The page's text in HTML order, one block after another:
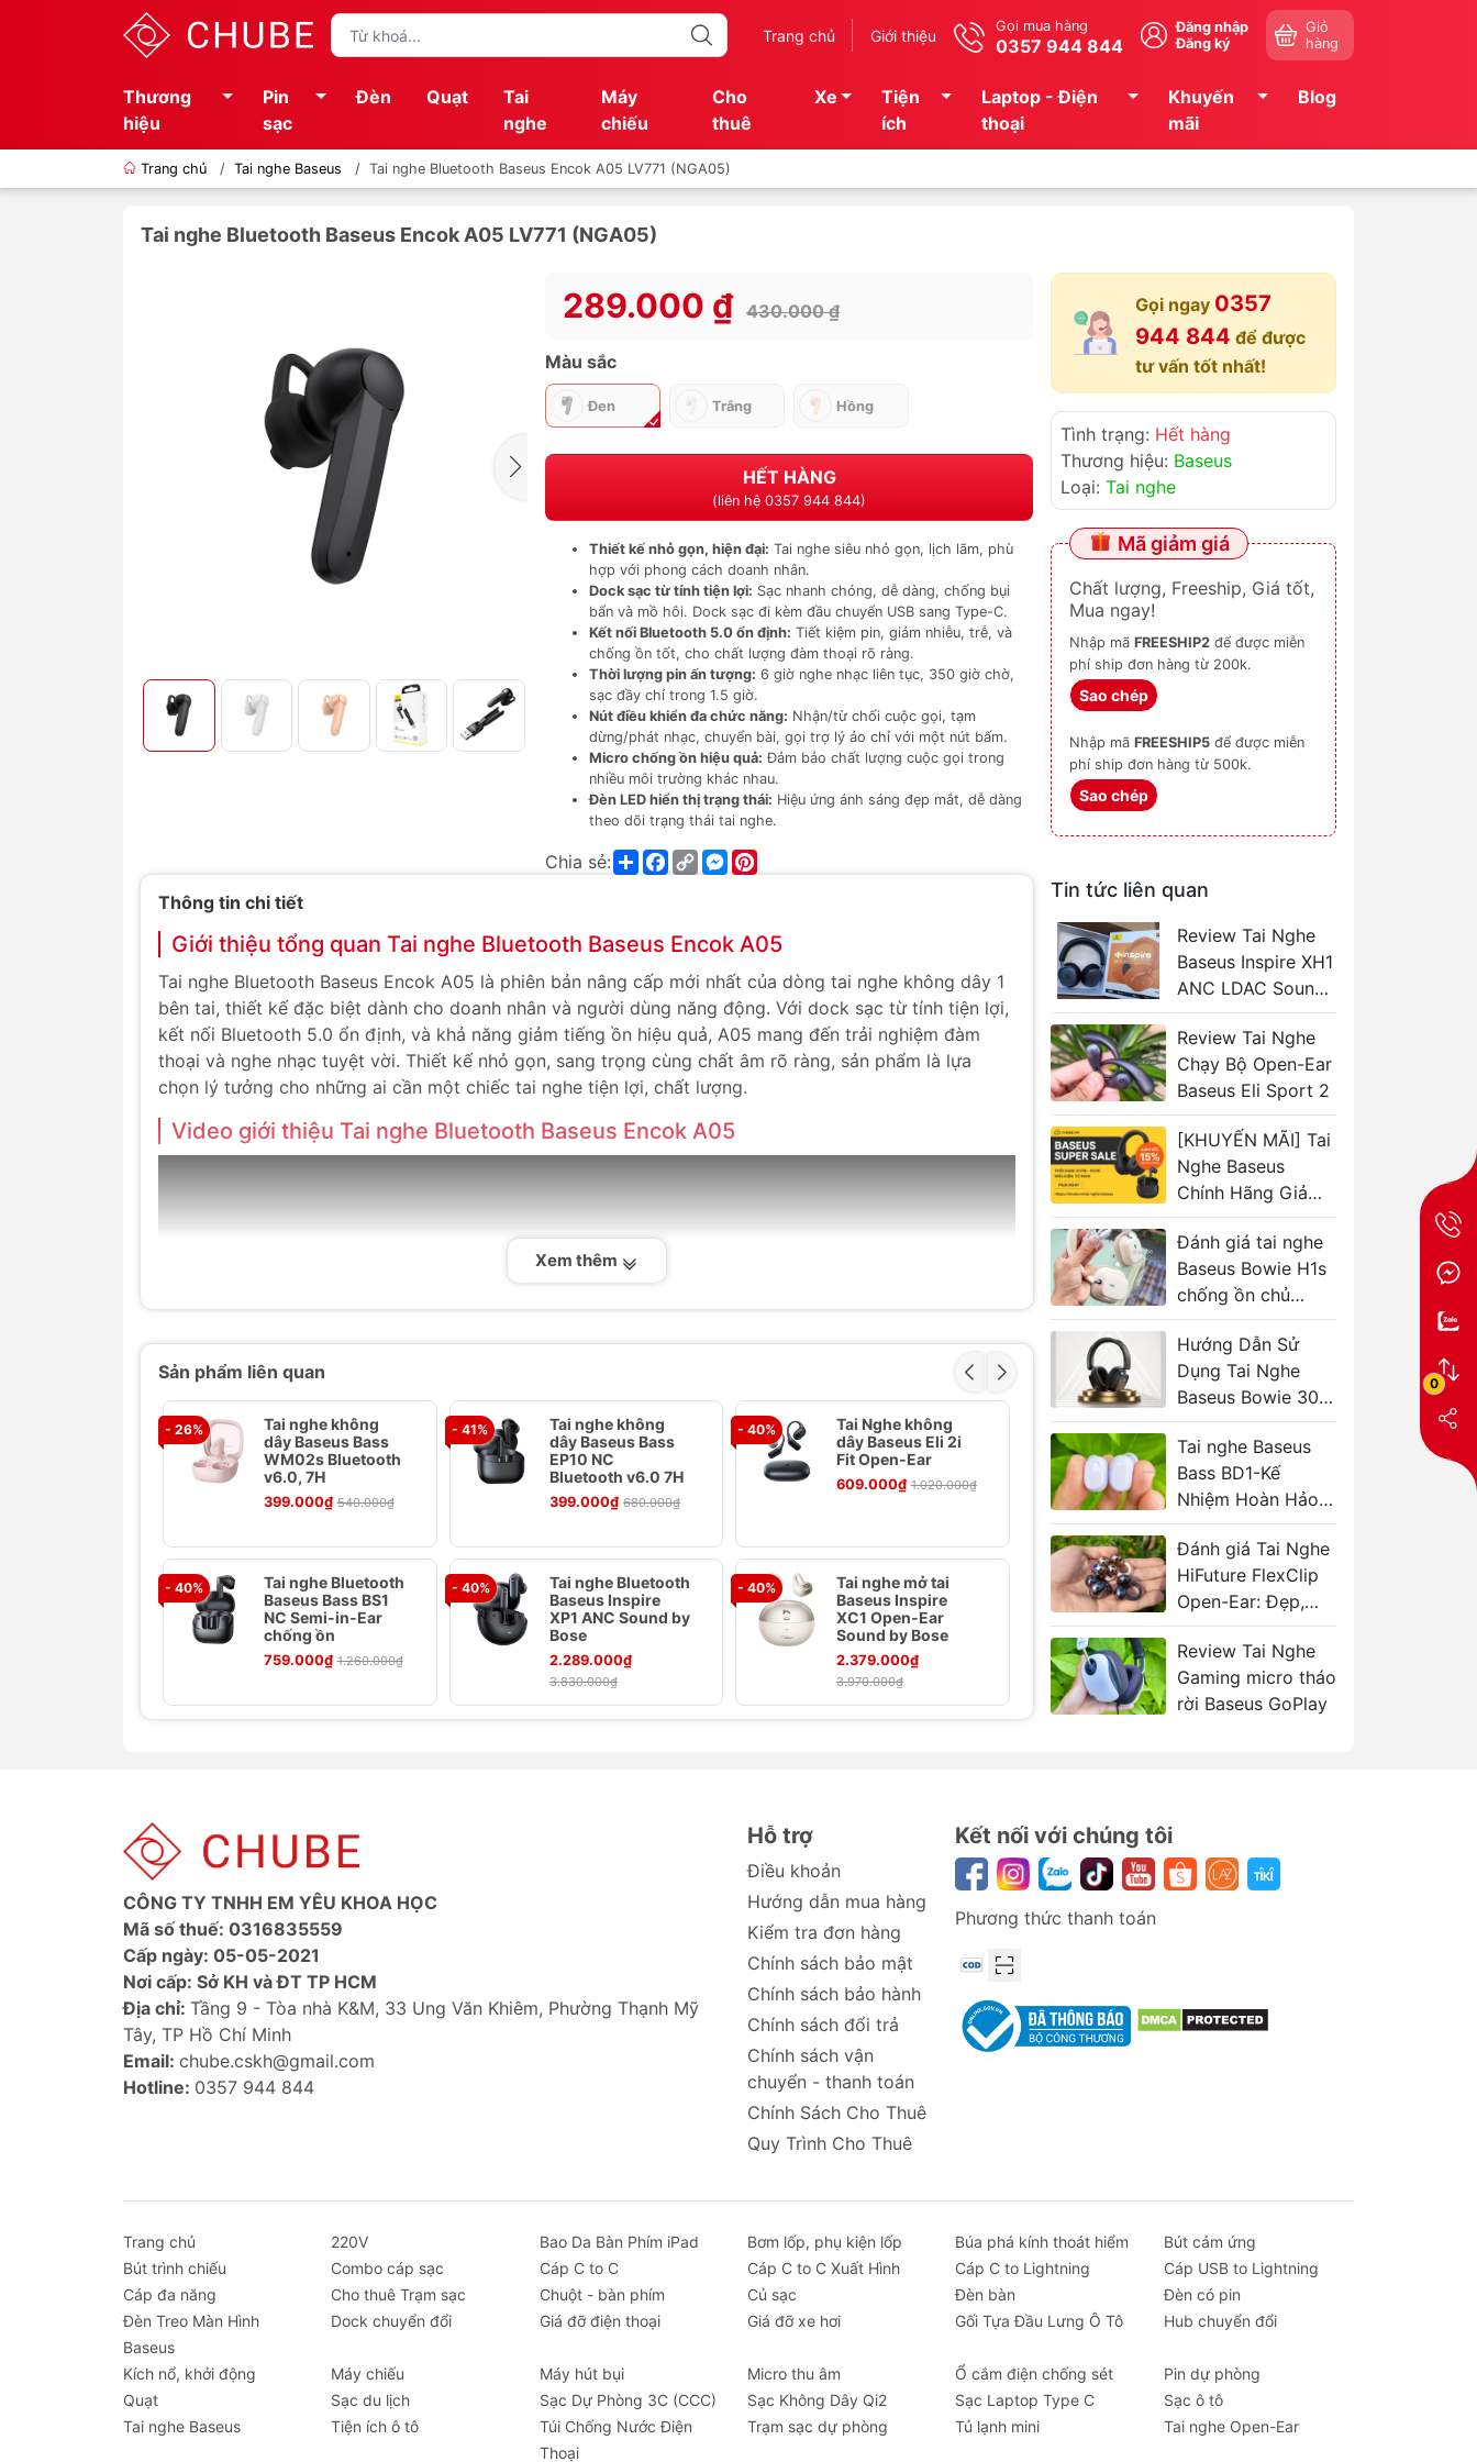
Trang chủ Giới thiệu Gọi mua hàng
0357 944 844
Đăng nhập
Đăng ký
Giỏ
hàng
Thương
hiệu
Pin
sạc
Đèn Quạt
Tai
nghe
Máy
chiếu
Cho
thuê
Xe
Tiện
ích
Laptop - Điện
thoại
Khuyến
mãi
Blog
Trang chủ / Tai nghe Baseus / Tai nghe Bluetooth Baseus Encok A05 LV771 (NGA05)
Tai nghe Bluetooth Baseus Encok A05 LV771 (NGA05)
289.000 ₫ 430.000 ₫
Màu sắc
Đen Trắng Hồng
HẾT HÀNG
(liên hệ 0357 944 844)
Thiết kế nhỏ gọn, hiện đại: Tai nghe siêu nhỏ gọn, lịch lãm, phù
hợp với phong cách doanh nhân.
Dock sạc từ tính tiện lợi: Sạc nhanh chóng, dễ dàng, chống bụi
bẩn và mồ hôi. Dock sạc đi kèm đầu chuyển USB sang Type-C.
Kết nối Bluetooth 5.0 ổn định: Tiết kiệm pin, giảm nhiễu, trễ, và
chống ồn tốt, cho chất lượng đàm thoại rõ ràng.
Thời lượng pin ấn tượng: 6 giờ nghe nhạc liên tục, 350 giờ chờ,
sạc đầy chỉ trong 1.5 giờ.
Nút điều khiển đa chức năng: Nhận/từ chối cuộc gọi, tạm
dừng/phát nhạc, chuyển bài, gọi trợ lý ảo chỉ với một nút bấm.
Micro chống ồn hiệu quả: Đảm bảo chất lượng cuộc gọi trong
nhiều môi trường khác nhau.
Đèn LED hiển thị trạng thái: Hiệu ứng ánh sáng đẹp mắt, dễ dàng
theo dõi trạng thái tai nghe.
0
Chia sẻ: ShareFacebook
Copy
Link
Messenger
Gọi ngay 0357
944 844 để được
tư vấn tốt nhất!
Tình trạng: Hết hàng
Thương hiệu: Baseus
Loại: Tai nghe
Mã giảm giá
Chất lượng, Freeship, Giá tốt,
Mua ngay!
Nhập mã FREESHIP2
phí ship đơn hàng từ 200k.
Sao chép
Nhập mã FREESHIP5
phí ship đơn hàng từ 500k.
Sao chép
Tin tức liên quan
Review Tai Nghe
Baseus Inspire XH1
ANC LDAC Sound
by Bose, Chống
Ồn 48dB, Pin 100H
Có Đáng Mua?
Review Tai Nghe
Chạy Bộ Open-Ear
Baseus Eli Sport 2
[KHUYẾN MÃI] Tai
Nghe Baseus
Chính Hãng Giảm
15% (01/08 -
15/08/2025)
Đánh giá tai nghe
Baseus Bowie H1s
chống ồn chủ
động pin 120 giờ
Hướng Dẫn Sử
Dụng Tai Nghe
Baseus Bowie 30
Max (2025)
Tai nghe Baseus
Bass BD1-Kế
Nhiệm Hoàn Hảo
Huyền Thoại
WM01
Đánh giá Tai Nghe
HiFuture FlexClip
Open-Ear: Đẹp,
Bass Hay
Review Tai Nghe
Gaming micro tháo
rời Baseus GoPlay
Thông tin chi tiết
Giới thiệu tổng quan Tai nghe Bluetooth Baseus Encok A05
Tai nghe Bluetooth Baseus Encok A05 là phiên bản nâng cấp mới nhất của dòng tai nghe không dây 1
bên tai, thiết kế đặc biệt dành cho doanh nhân và người dùng năng động. Với dock sạc từ tính tiện lợi,
kết nối Bluetooth 5.0 ổn định, và khả năng giảm tiếng ồn hiệu quả, A05 mang đến trải nghiệm đàm
thoại và nghe nhạc tuyệt vời. Thiết kế nhỏ gọn, sang trọng cùng chất âm rõ ràng, sản phẩm là lựa
chọn lý tưởng cho những ai cần một chiếc tai nghe tiện lợi, chất lượng.
Video giới thiệu Tai nghe Bluetooth Baseus Encok A05
Màu sắc: Đen/Trắng/Hồng
Chất liệu: ABS
Phiên bản Bluetooth: V5.0
Khoảng cách kết nối: 10m
Thời gian chờ: 350 giờ
Thời gian nghe nhạc: 6 giờ (70% âm lượng)
Dung lượng pin: 40mAh/3.7V
Thời gian sạc: 1.5 giờ
Tần số đáp ứng: 20Hz-20KHz
Giao diện sạc: USB
Tính năng nổi bật Tai nghe Bluetooth Baseus Encok A05
đầu chuyển USB sang Type-C.
Kết nối Bluetooth 5.0 ổn định:
Tiết kiệm pin, giảm nhiễu, trễ, và chống ồn tốt, cho chất lượng
đàm thoại rõ ràng.
Thời lượng pin ấn tượng:6 giờ nghe nhạc liên tục, 350 giờ chờ, sạc đầy chỉ trong 1.5 giờ.
ảo chỉ với một nút bấm.
Micro chống ồn hiệu quả:
Đảm bảo chất lượng cuộc gọi trong nhiều môi trường khác nhau.
Đèn LED hiển thị trạng thái:
Hiệu ứng ánh sáng đẹp mắt, dễ dàng theo dõi trạng thái tai nghe.
Xem thêm
Sản phẩm liên quan
- 26%
Tai nghe không
dây Baseus Bass
WM02s Bluetooth
v6.0, 7H
399.000₫ 540.000₫
- 41%
Tai nghe không
dây Baseus Bass
EP10 NC
Bluetooth v6.0 7H
399.000₫ 680.000₫
- 40%
Tai Nghe không
dây Baseus Eli 2i
Fit Open-Ear
609.000₫ 1.020.000₫
- 41%
Tai Nghe Thể Thao
Baseus Eli Fit
Open-Ear
689.000₫ 1.160.000₫
Tai
Baseus
XH1
Sound
- 40%
Tai nghe Bluetooth
Baseus Bass BS1
NC Semi-in-Ear
chống ồn
759.000₫ 1.260.000₫
- 40%
Tai nghe Bluetooth
Baseus Inspire
XP1 ANC Sound by
Bose
2.289.000₫
3.830.000₫
- 40%
Tai nghe mở tai
Baseus Inspire
XC1 Open-Ear
Sound by Bose
2.379.000₫
3.970.000₫
- 40%
Tai Nghe
Bluetooth TWS
Baseus Eli Sport 2
969.000₫ 1.620.000₫
- 39%
CÔNG TY TNHH EM YÊU KHOA HỌC
Mã số thuế: 0316835559
Cấp ngày: 05-05-2021
Nơi cấp: Sở KH và ĐT TP HCM
Địa chỉ: Tầng 9 - Tòa nhà K&M, 33 Ung Văn Khiêm, Phường Thạnh Mỹ
Tây, TP Hồ Chí Minh
Email: chube.cskh@gmail.com
Hotline: 0357 944 844
Hỗ trợ
Điều khoản
Hướng dẫn mua hàng
Kiểm tra đơn hàng
Chính sách bảo mật
Chính sách bảo hành
Chính sách đổi trả
Chính sách vận
chuyển - thanh toán
Chính Sách Cho Thuê
Quy Trình Cho Thuê
Kết nối với chúng tôi
Phương thức thanh toán
Trang chủ 220V Bao Da Bàn Phím iPad Bơm lốp, phụ kiện lốp Búa phá kính thoát hiểm
Bút cảm ứng
Bút trình chiếu
Combo cáp sạc Cáp C to C Cáp C to C Xuất Hình Cáp C to Lightning
Cáp USB to Lightning
Cáp đa năng
Cho thuê Trạm sạc Chuột - bàn phím Củ sạc Đèn bàn
Đèn có pin
Đèn Treo Màn Hình
Baseus
Dock chuyển đổi Giá đỡ điện thoại Giá đỡ xe hơi Gối Tựa Đầu Lưng Ô Tô Hub chuyển đổi
Kích nổ, khởi động Máy chiếu Máy hút bụi Micro thu âm Ổ cắm điện chống sét
Pin dự phòng
Quạt
Sạc du lịch Sạc Dự Phòng 3C (CCC) Sạc Không Dây Qi2 Sạc Laptop Type C
Sạc ô tô
Tai nghe Baseus
Tiện ích ô tô
Túi Chống Nước Điện
Thoại
Trạm sạc dự phòng Tủ lạnh mini Tai nghe Open-Ear